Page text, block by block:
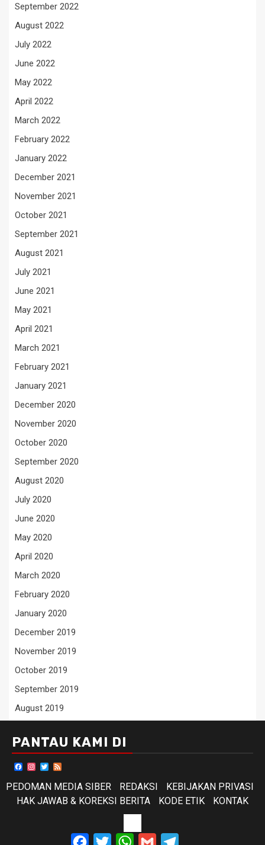
September 2022
August 2022
July 2022
June 2022
May 2022
April 2022
March 2022
February 2022
January 2022
December 2021
November 2021
October 2021
September 2021
August 2021
July 2021
June 2021
May 2021
April 2021
March 2021
February 2021
January 2021
December 2020
November 2020
October 2020
September 2020
August 2020
July 2020
June 2020
May 2020
April 2020
March 2020
February 2020
January 2020
December 2019
November 2019
October 2019
September 2019
August 2019
PANTAU KAMI DI
Facebook
Instagram
Twitter
PEDOMAN MEDIA SIBER
REDAKSI
KEBIJAKAN PRIVASI
HAK JAWAB & KOREKSI BERITA
KODE ETIK KONTAK
ETIK
Facebook
TwitterWhatsApp
Gmail